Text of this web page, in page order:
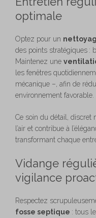
optimale
Optez pour un
des points stratégiques :
Maintenez une
les fenêtres
mécanique –, afin de
environnement favorable.
Ce soin du détail, discret
l’air et contribue à
transformant chaque
Vidange
vigilance
Respectez
fosse septique : tous